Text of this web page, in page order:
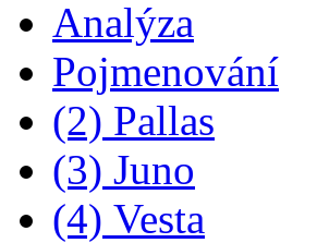
Analýza
Pojmenování
(2) Pallas
(3) Juno
(4) Vesta